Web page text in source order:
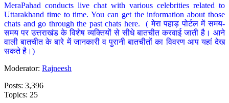
MeraPahad conducts live chat with various celebrities related to
Uttarakhand time to time. You can get the information about those
chats and go through the past chats here. ( मेरा पहाड़ पोर्टल में समय-
समय पर उत्तराखंड के विशेष व्यक्तियों से सीधे बातचीत करवाई जाती है। आने
वाली बातचीत के बारे में जानकारी व पुरानी बातचीतों का विवरण आप यहां देख
सकते है।)
Moderator: Rajneesh
Posts: 3,396
Topics: 25